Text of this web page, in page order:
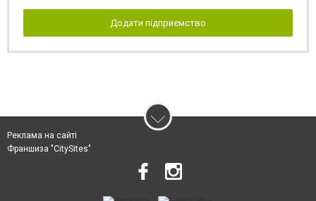
Додати підприємство
Реклама на сайті
Франшиза "CitySites"